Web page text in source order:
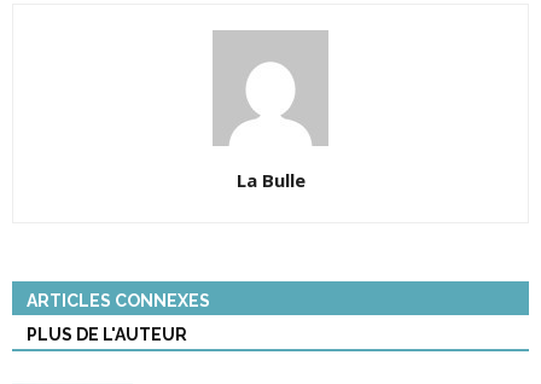
La Bulle
ARTICLES CONNEXES
PLUS DE L'AUTEUR